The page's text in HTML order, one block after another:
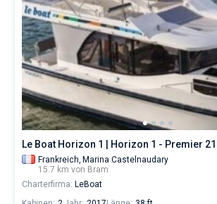
Le Boat Horizon 1 | Horizon 1 - Premier 21
Frankreich, Marina Castelnaudary
15.7 km von Bram
Charterfirma: LeBoat